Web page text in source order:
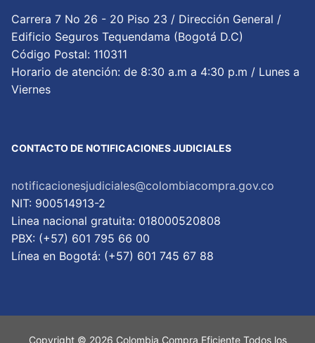
Carrera 7 No 26 - 20 Piso 23 / Dirección General /
Edificio Seguros Tequendama (Bogotá D.C)
Código Postal: 110311
Horario de atención: de 8:30 a.m a 4:30 p.m / Lunes a
Viernes
CONTACTO DE NOTIFICACIONES JUDICIALES
notificacionesjudiciales@colombiacompra.gov.co
NIT: 900514913-2
Linea nacional gratuita: 018000520808
PBX: (+57) 601 795 66 00
Lí­nea en Bogotá: (+57) 601 745 67 88
Copyright © 2026 Colombia Compra Eficiente Todos los